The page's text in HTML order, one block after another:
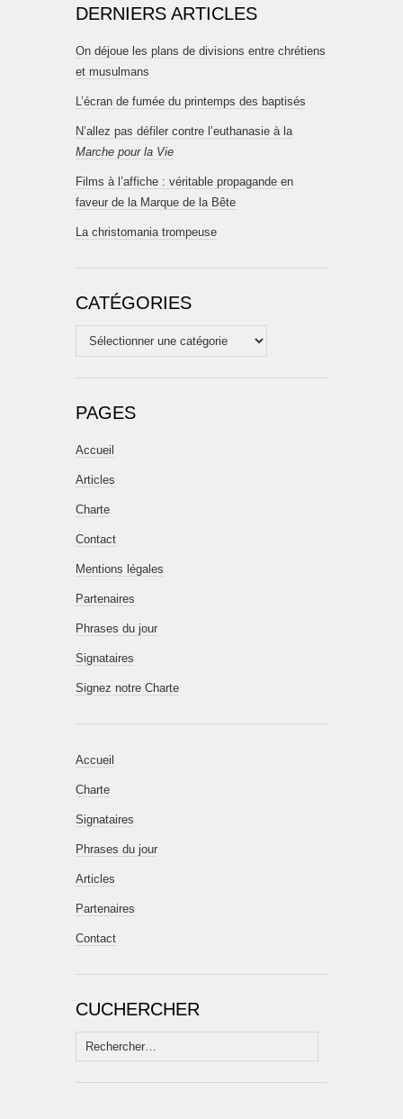
DERNIERS ARTICLES
On déjoue les plans de divisions entre chrétiens
et musulmans
L’écran de fumée du printemps des baptisés
N’allez pas défiler contre l’euthanasie à la
Marche pour la Vie
Films à l’affiche : véritable propagande en
faveur de la Marque de la Bête
La christomania trompeuse
CATÉGORIES
Catégories
PAGES
Accueil
Articles
Charte
Contact
Mentions légales
Partenaires
Phrases du jour
Signataires
Signez notre Charte
Accueil
Charte
Signataires
Phrases du jour
Articles
Partenaires
Contact
CUCHERCHER
Rechercher :